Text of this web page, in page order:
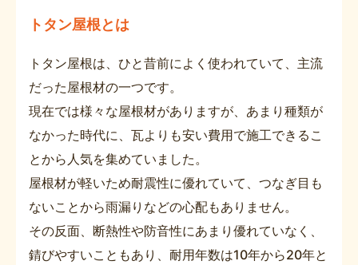
トタン屋根とは
トタン屋根は、ひと昔前によく使われていて、主流
だった屋根材の一つです。
現在では様々な屋根材がありますが、あまり種類が
なかった時代に、瓦よりも安い費用で施工できるこ
とから人気を集めていました。
屋根材が軽いため耐震性に優れていて、つなぎ目も
ないことから雨漏りなどの心配もありません。
その反面、断熱性や防音性にあまり優れていなく、
錆びやすいこともあり、耐用年数は10年から20年と